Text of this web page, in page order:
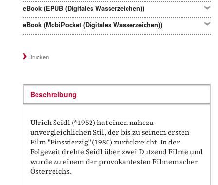
eBook (EPUB (Digitales Wasserzeichen))
eBook (MobiPocket (Digitales Wasserzeichen))
Drucken
Beschreibung
Ulrich Seidl (*1952) hat einen nahezu
unvergleichlichen Stil, der bis zu seinem ersten
Film "Einsvierzig" (1980) zurückreicht. In der
Folgezeit drehte Seidl über zwei Dutzend Filme und
wurde zu einem der provokantesten Filmemacher
Österreichs.